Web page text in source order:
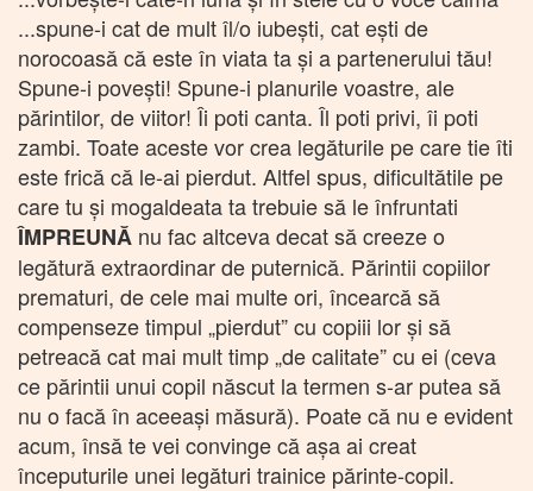
...spune-i cat de mult îl/o iubești, cat ești de
norocoasă că este în viata ta și a partenerului tău!
Spune-i povești! Spune-i planurile voastre, ale
părintilor, de viitor! Îi poti canta. Îl poti privi, îi poti
zambi. Toate aceste vor crea legăturile pe care tie îti
este frică că le-ai pierdut. Altfel spus, dificultătile pe
care tu și mogaldeata ta trebuie să le înfruntati
ÎMPREUNĂ nu fac altceva decat să creeze o
legătură extraordinar de puternică. Părintii copiilor
prematuri, de cele mai multe ori, încearcă să
compenseze timpul „pierdut” cu copiii lor și să
petreacă cat mai mult timp „de calitate” cu ei (ceva
ce părintii unui copil născut la termen s-ar putea să
nu o facă în aceeași măsură). Poate că nu e evident
acum, însă te vei convinge că așa ai creat
începuturile unei legături trainice părinte-copil.